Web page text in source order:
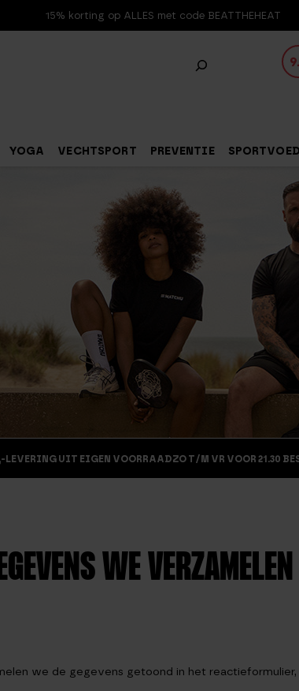
15% korting op ALLES met code BEATTHEHEAT
YOGA VECHTSPORT PREVENTIE
LEVERING UIT EIGEN VOORRAADZO T/M VR VOOR 21.30
WE
we de gegevens getoond in het